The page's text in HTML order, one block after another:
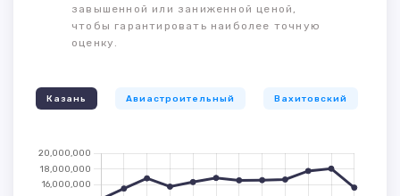
завышенной или заниженной ценой,
чтобы гарантировать наиболее точную
оценку.
Казань Авиастроительный Вахитовский